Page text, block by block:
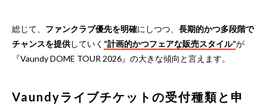
総じて、 ファンクラブ優先を明確にしつつ、 長期的かつ多段階で
チャンスを提供していく “計画的かつフェアな販売スタイル”が
『Vaundy DOME TOUR 2026』の大きな傾向と言えます。
Vaundyライブチケットの受付種類と申